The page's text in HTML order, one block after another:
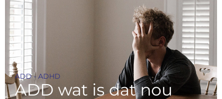
ADD - ADHD
ADD wat is dat nou